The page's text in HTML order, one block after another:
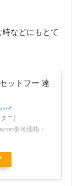
などにもとて
ットフー 達
ニ)
参考価格：